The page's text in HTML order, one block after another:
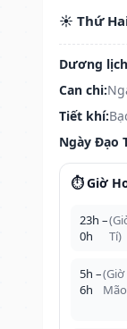
☀️ Thứ
Dương
Can chi:
Tiết khí:
Ngày Đạo
⏱️ Giờ
23h –
0h
Tí)
5h –
6h
(Giờ